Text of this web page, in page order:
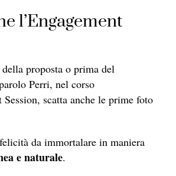
l’Engagement
proposta o prima del
Perri, nel corso
Session, scatta anche le prime foto
da immortalare in maniera
e naturale.